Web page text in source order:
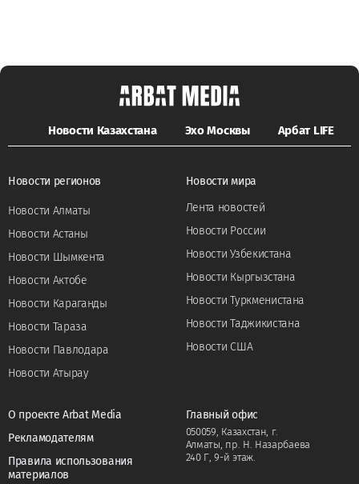
Новости Казахстана Эхо Москвы Арбат LIFE
Новости регионов
Новости Алматы
Новости Астаны
Новости Шымкента
Новости Актобе
Новости Караганды
Новости Тараза
Новости Павлодара
Новости Атырау
Новости мира
Лента новостей
Новости России
Новости Узбекистана
Новости Кыргызстана
Новости Туркменистана
Новости Таджикистана
Новости США
О проекте Arbat Media
Рекламодателям
Правила использования
материалов
Главный офис
050059, Казахстан, г.
Алматы, пр. Н. Назарбаева
240 Г, 9-й этаж.